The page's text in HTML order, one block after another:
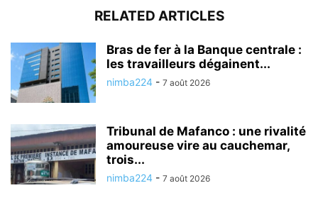
RELATED ARTICLES
Bras de fer à la Banque centrale :
les travailleurs dégainent...
nimba224 - 7 août 2026
Tribunal de Mafanco : une rivalité
amoureuse vire au cauchemar,
trois...
nimba224 - 7 août 2026